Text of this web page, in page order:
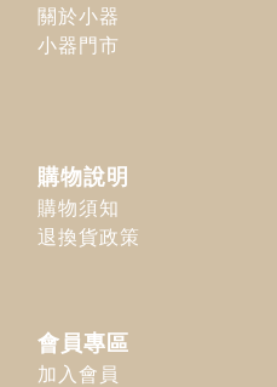
關於小器
小器門市
購物說明
購物須知
退換貨政策
會員專區
加入會員